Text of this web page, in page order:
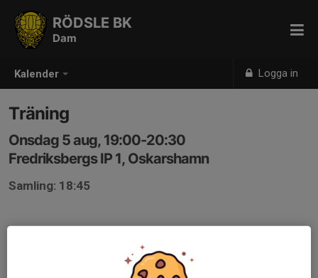
Kalender Logga in
RÖDSLE BK
Dam
Träning
Onsdag 5 aug, 19:00-20:30
Fredriksbergs IP 1, Oskarshamn
Samling: 18:45